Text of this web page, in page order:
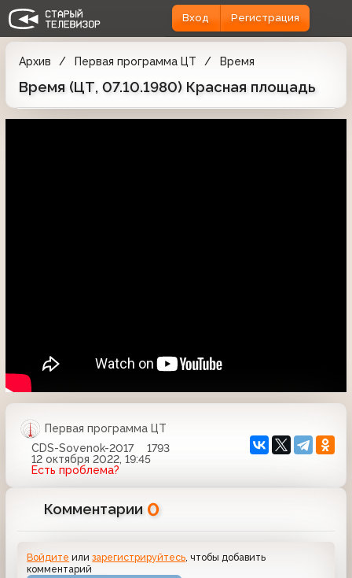
Вход Регистрация
Архив Первая программа ЦТ Время
Время (ЦТ, 07.10.1980) Красная площадь
Первая программа ЦТ
CDS-Sovenok-2017
1793
12 октября 2022, 19:45
Есть проблема?
Комментарии 0
Войдите илизарегистрируйтесь , чтобы добавить
комментарий